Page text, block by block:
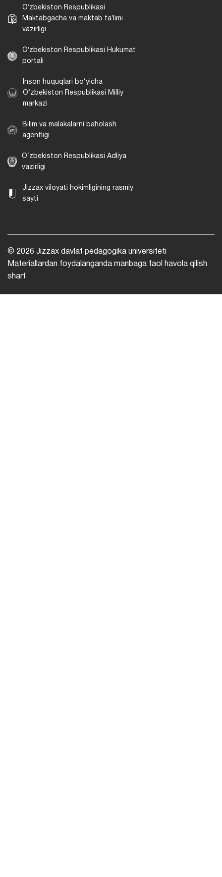
Oʻzbekiston Respublikasi
Maktabgacha va maktab taʼlimi
vazirligi
Oʻzbekiston Respublikasi Hukumat
portali
Inson huquqlari bo‘yicha
O‘zbekiston Respublikasi Milliy
markazi
Bilim va malakalarni baholash
agentligi
O‘zbekiston Respublikasi Adliya
vazirligi
Jizzax viloyati hokimligining rasmiy
sayti
© 2026 Jizzax davlat pedagogika universiteti
Materiallardan foydalanganda manbaga faol havola qilish
shart